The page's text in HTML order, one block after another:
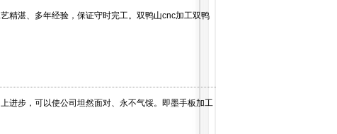
精湛、多年经验，保证守时完工。双鸭山cnc加工双鸭
进步，可以使公司坦然面对、永不气馁。即墨手板加工